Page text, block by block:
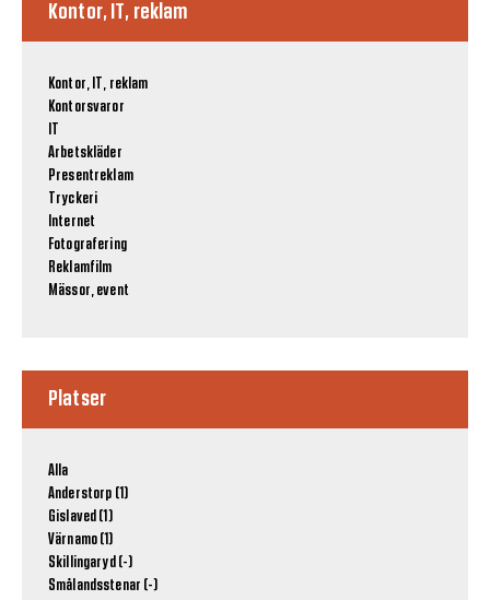
Kontor, IT, reklam
Kontor, IT, reklam
Kontorsvaror
Arbetskläder
Presentreklam
Tryckeri
Internet
Fotografering
Reklamfilm
Mässor, event
Platser
Alla
Anderstorp (1)
Gislaved (1)
Värnamo (1)
Skillingaryd (-)
Smålandsstenar (-)